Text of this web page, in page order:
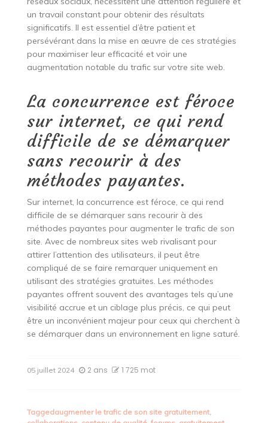
un travail constant pour obtenir des résultats
significatifs. Il est essentiel d’être patient et
persévérant dans la mise en œuvre de ces stratégies
pour maximiser leur efficacité et voir une
augmentation notable du trafic sur votre site web.
La concurrence est féroce
sur internet, ce qui rend
difficile de se démarquer
sans recourir à des
méthodes payantes.
Sur internet, la concurrence est féroce, ce qui rend
difficile de se démarquer sans recourir à des
méthodes payantes pour augmenter le trafic de son
site. Avec de nombreux sites web rivalisant pour
attirer l’attention des utilisateurs, il peut être
compliqué de se faire remarquer uniquement en
utilisant des stratégies gratuites. Les méthodes
payantes offrent souvent des avantages tels qu’une
visibilité accrue et un ciblage plus précis, ce qui peut
être un inconvénient majeur pour ceux qui cherchent à
se démarquer dans un environnement en ligne saturé.
05 juillet 2024 2 ans 1 725 mot
Taggedaugmenter le trafic de son site gratuitement,